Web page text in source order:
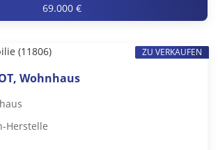
69.000 €
Wohnhaus
Herstelle
ZU VERKAUFEN